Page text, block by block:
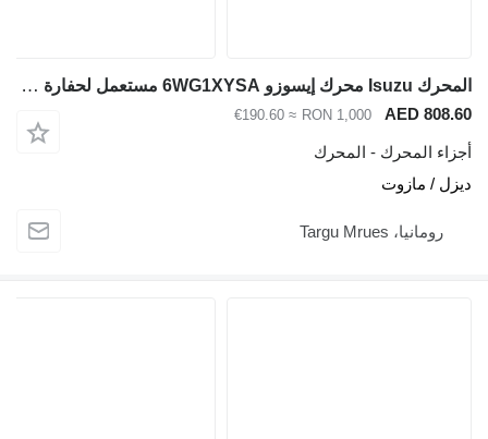
المحرك Isuzu محرك إيسوزو 6WG1XYSA مستعمل لحفارة هيتاشي ZX670 لـ حفارة Hitachi ZX670
AED
RON 1,000
≈ €190.60
المحرك - المحرك
/ مازوت
رومانيا، Targu Mrues